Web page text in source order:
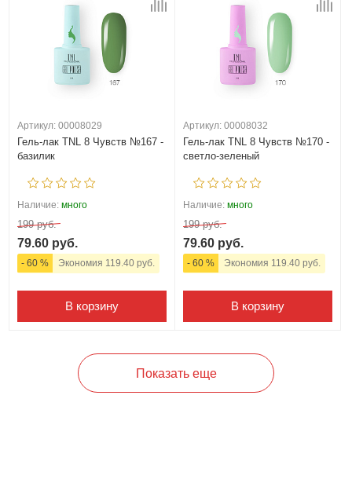
Артикул: 00008029
Гель-лак TNL 8 Чувств №167 -
базилик
Наличие: много
199 руб.
79.60 руб.
- 60 % Экономия 119.40 руб.
В корзину
Артикул: 00008032
Гель-лак TNL 8 Чувств №170 -
светло-зеленый
Наличие: много
199 руб.
79.60 руб.
- 60 % Экономия 119.40 руб.
В корзину
Показать еще